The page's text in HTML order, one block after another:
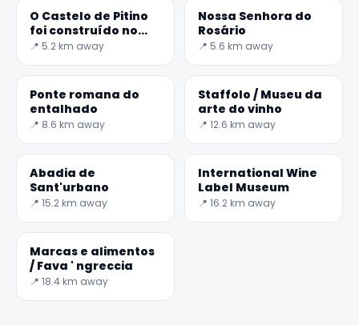
O Castelo de Pitino
foi construído no
século XIII no topo
📍 5.2 km away
Nossa Senhora do
Rosário
📍 5.6 km away
Ponte romana do
entalhado
📍 8.6 km away
Staffolo / Museu da
arte do vinho
📍 12.6 km away
Abadia de
Sant'urbano
📍 15.2 km away
International Wine
Label Museum
📍 16.2 km away
Marcas e alimentos
/ Fava ' ngreccia
📍 18.4 km away
🏆🏆 #1 Trip Planner 2026
Rated best travel app worldwide